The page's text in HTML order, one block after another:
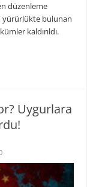
düzenleme
yürürlükte bulunan
kaldırıldı.
Uygurlara